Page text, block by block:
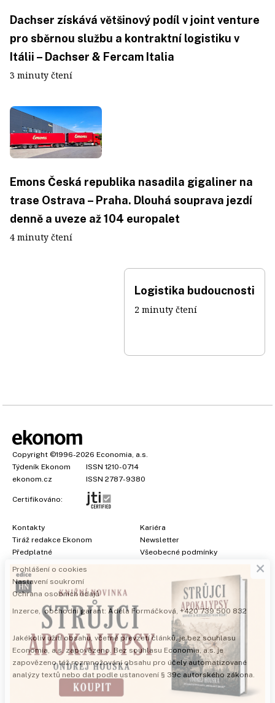
Dachser získává většinový podíl v joint venture
pro sběrnou službu a kontraktní logistiku v
Itálii – Dachser & Fercam Italia
3 minuty čtení
Emons Česká republika nasadila gigaliner na
trase Ostrava – Praha. Dlouhá souprava jezdí
denně a uveze až 104 europalet
4 minuty čtení
Logistika budoucnosti
2 minuty čtení
Copyright ©1996-2026 Economia, a.s.
Týdeník Ekonom
ISSN 1210-0714
ekonom.cz
ISSN 2787-9380
Certifikováno:
Kontakty
Tiráž redakce Ekonom
Předplatné
Kariéra
Newsletter
Všeobecné podmínky
Prohlášení o cookies
Nastavení soukromí
Ochrana osobních údajů
Inzerce , obchodní garant: Adéla Formáčková +420 739 500 832
Jakékoliv užití obsahu, včetně převzetí článků, je bez souhlasu
Economia, a.s. zapovězeno. Bez souhlasu Economia, a.s. je
zapovězeno též rozmnožování obsahu pro účely automatizované
analýzy textů nebo dat podle ustanovení § 39c autorského zákona.